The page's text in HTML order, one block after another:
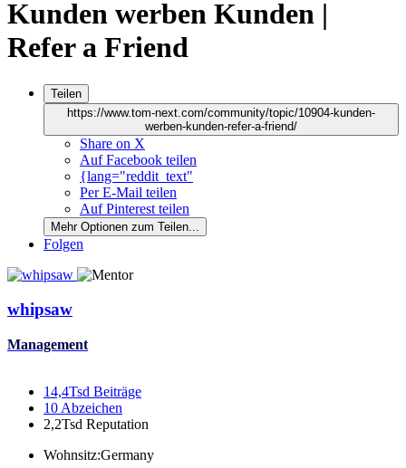
Kunden werben Kunden |
Refer a Friend
Teilen
https://www.tom-next.com/community/topic/10904-kunden-
werben-kunden-refer-a-friend/
Share on X
Auf Facebook teilen
{lang="reddit_text"
Per E-Mail teilen
Auf Pinterest teilen
Mehr Optionen zum Teilen...
Folgen
whipsaw
Management
14,4Tsd Beiträge
10 Abzeichen
2,2Tsd Reputation
Wohnsitz:Germany